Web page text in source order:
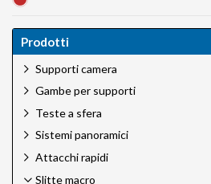
Prodotti
Supporti camera
Gambe per supporti
Teste a sfera
Sistemi panoramici
Attacchi rapidi
Slitte macro